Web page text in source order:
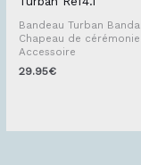
Bandeau Turban
Chapeau de cérémonie
Accessoire
29.95€